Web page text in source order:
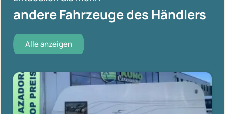
andere Fahrzeuge des Händlers
Alle anzeigen